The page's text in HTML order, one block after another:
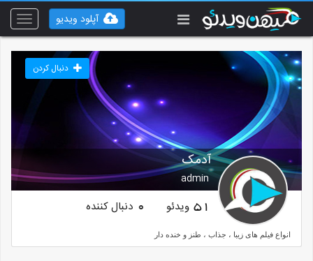
Toggle
آپلود ویدیو
آدمک
admin
دنبال کردن
51 ویدئو 0 دنبال کننده
انواع فیلم های زیبا ، جذاب ، طنز و خنده دار